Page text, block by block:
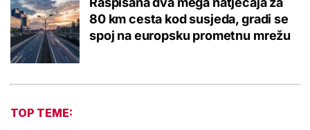
80 km cesta kod susjeda, gradi se
spoj na europsku prometnu mrežu
TOP TEME: